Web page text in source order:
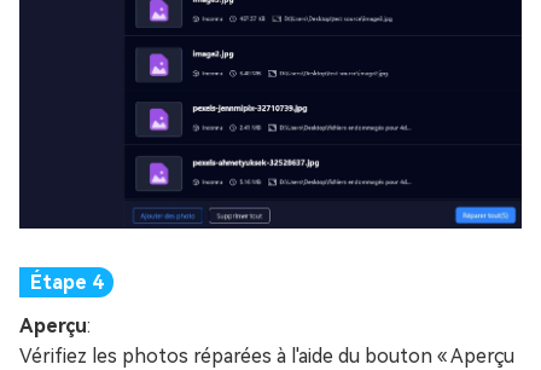
Aperçu:
Vérifiez les photos réparées à l'aide du bouton « Aperçu